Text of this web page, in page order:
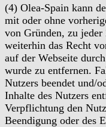
(4) Olea-Spain kann
mit oder ohne
von Gründen, zu
weiterhin das Recht
auf der Webseite
wurde zu entfernen.
Nutzers beendet und/
Inhalte des Nutzers
Verpflichtung den
Beendigung oder des